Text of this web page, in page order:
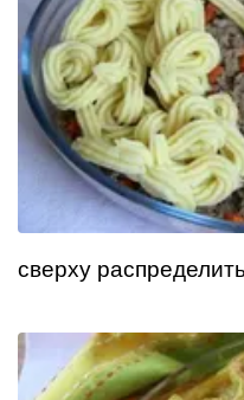
сверху